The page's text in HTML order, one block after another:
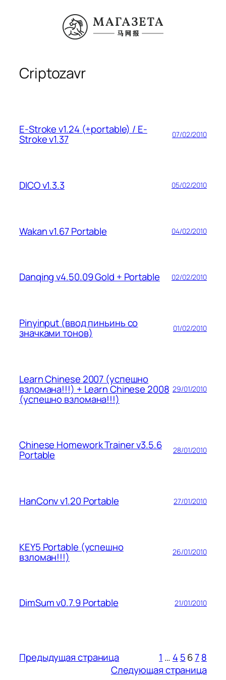
содержимому
Criptozavr
E-Stroke v1.24 (+portable) / E-
Stroke v1.37 07/02/2010
DICO v1.3.3 05/02/2010
Wakan v1.67 Portable 04/02/2010
Danqing v4.50.09 Gold + Portable 02/02/2010
Pinyinput (ввод пиньинь со
значками тонов) 01/02/2010
Learn Chinese 2007 (успешно
взломана!!!) + Learn Chinese 2008
(успешно взломана!!!)
29/01/2010
Chinese Homework Trainer v3.5.6
Portable 28/01/2010
HanConv v1.20 Portable 27/01/2010
KEY5 Portable (успешно
взломан!!!) 26/01/2010
DimSum v0.7.9 Portable 21/01/2010
Предыдущая страница 1 … 4 5678
Следующая страница